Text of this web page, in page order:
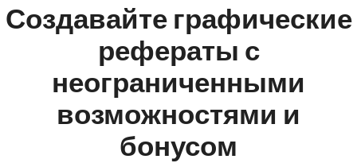
Создавайте графические
рефераты с
неограниченными
возможностями и
бонусом